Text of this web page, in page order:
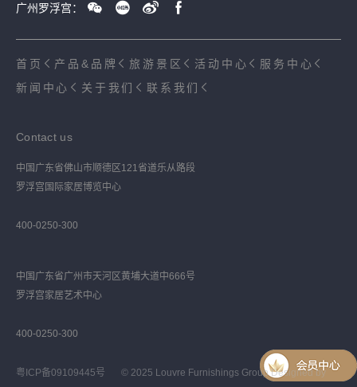
广州罗浮宫：
首页 产品&品牌 旅游景区 活动中心
服务中心
新闻中心
关于我们 联系我们
Contact us
中国广东省佛山市顺德区121省道乐从路段
罗浮宫国际家居博览中心
400-0250-300
中国广东省广州市天河区黄埔大道中666号
罗浮宫家居艺术中心
400-0250-300
粤ICP备09109445号
© 2025 Louvre Furnishings Group Designed by